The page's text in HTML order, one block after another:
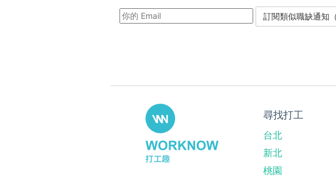
尋找打工
台北
新北
桃園